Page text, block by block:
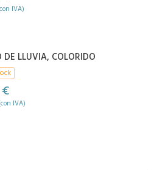
IVA)
DE LLUVIA, COLORIDO
IVA)